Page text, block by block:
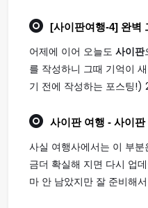
[사이판여행-4] 완벽
어제에 이어 오늘도 사이판
를 작성하니 그때 기억이
기 전에 작성하는 포스팅!)
사이판 여행 - 사이판
사실 여행사에서는 이 부
금더 확실해 지면 다시 업
마 안 남았지만 잘 준비해